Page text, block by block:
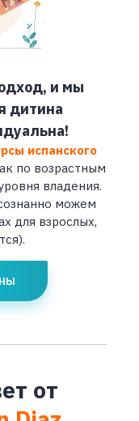
и мы
дитина
испанского
по возрастным
владения.
можем
для взрослых,
от